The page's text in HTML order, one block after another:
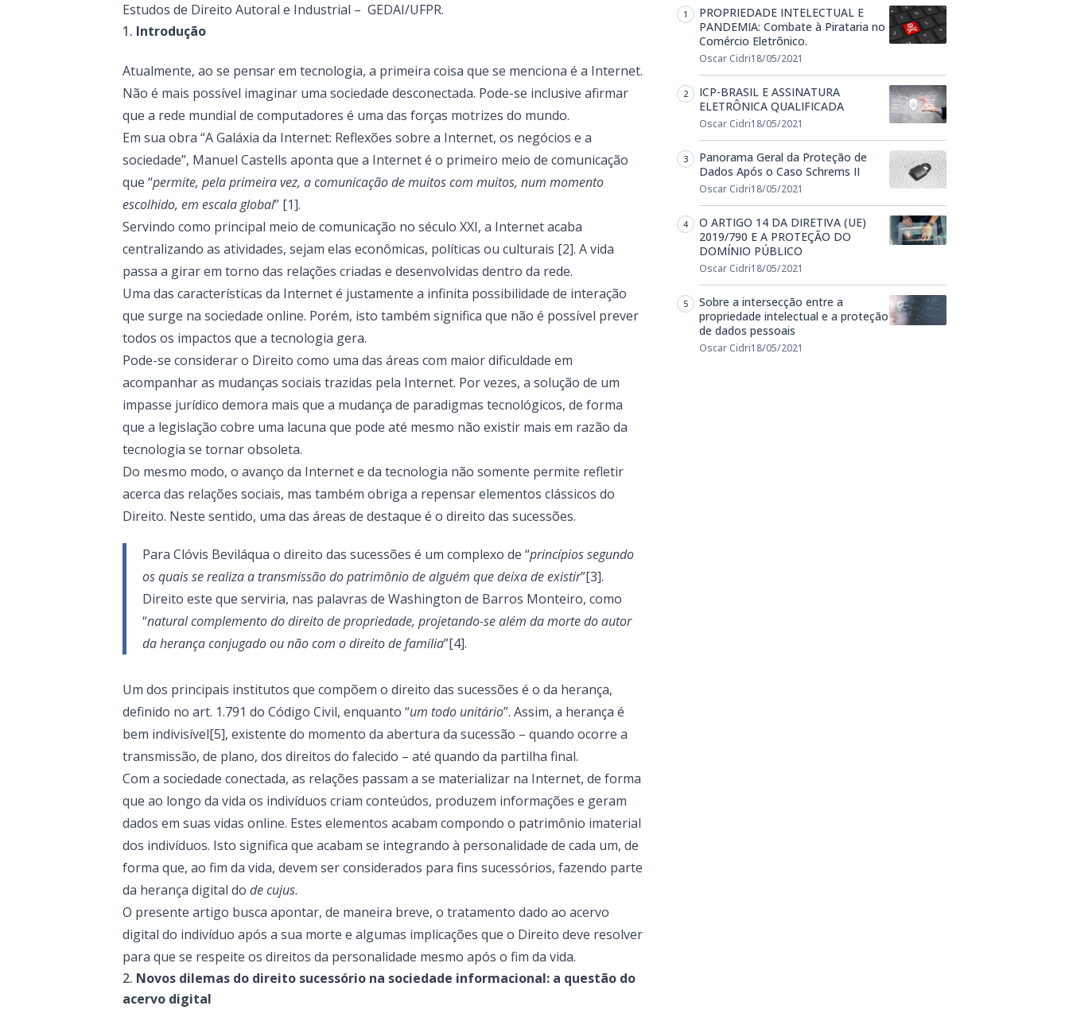
Estudos de Direito Autoral e Industrial – GEDAI/UFPR.
Introdução
Atualmente, ao se pensar em tecnologia, a primeira coisa que se menciona é a Internet.
Não é mais possível imaginar uma sociedade desconectada. Pode-se inclusive afirmar
que a rede mundial de computadores é uma das forças motrizes do mundo.
Em sua obra “A Galáxia da Internet: Reflexões sobre a Internet, os negócios e a
sociedade”, Manuel Castells aponta que a Internet é o primeiro meio de comunicação
que “permite, pela primeira vez, a comunicação de muitos com muitos, num momento
escolhido, em escala global” [1].
Servindo como principal meio de comunicação no século XXI, a Internet acaba
centralizando as atividades, sejam elas econômicas, políticas ou culturais [2]. A vida
passa a girar em torno das relações criadas e desenvolvidas dentro da rede.
Uma das características da Internet é justamente a infinita possibilidade de interação
que surge na sociedade online. Porém, isto também significa que não é possível prever
todos os impactos que a tecnologia gera.
Pode-se considerar o Direito como uma das áreas com maior dificuldade em
acompanhar as mudanças sociais trazidas pela Internet. Por vezes, a solução de um
impasse jurídico demora mais que a mudança de paradigmas tecnológicos, de forma
que a legislação cobre uma lacuna que pode até mesmo não existir mais em razão da
tecnologia se tornar obsoleta.
Do mesmo modo, o avanço da Internet e da tecnologia não somente permite refletir
acerca das relações sociais, mas também obriga a repensar elementos clássicos do
Direito. Neste sentido, uma das áreas de destaque é o direito das sucessões.
Para Clóvis Beviláqua o direito das sucessões é um complexo de “princípios segundo
os quais se realiza a transmissão do patrimônio de alguém que deixa de existir”[3].
Direito este que serviria, nas palavras de Washington de Barros Monteiro, como
“natural complemento do direito de propriedade, projetando-se além da morte do autor
da herança conjugado ou não com o direito de família”[4].
Um dos principais institutos que compõem o direito das sucessões é o da herança,
definido no art. 1.791 do Código Civil, enquanto “um todo unitário”. Assim, a herança é
bem indivisível[5], existente do momento da abertura da sucessão – quando ocorre a
transmissão, de plano, dos direitos do falecido – até quando da partilha final.
Com a sociedade conectada, as relações passam a se materializar na Internet, de forma
que ao longo da vida os indivíduos criam conteúdos, produzem informações e geram
dados em suas vidas online. Estes elementos acabam compondo o patrimônio imaterial
dos indivíduos. Isto significa que acabam se integrando à personalidade de cada um, de
forma que, ao fim da vida, devem ser considerados para fins sucessórios, fazendo parte
da herança digital dode cujus.
O presente artigo busca apontar, de maneira breve, o tratamento dado ao acervo
digital do indivíduo após a sua morte e algumas implicações que o Direito deve resolver
para que se respeite os direitos da personalidade mesmo após o fim da vida.
Novos dilemas do direito sucessório na sociedade informacional: a questão do
acervo digital
PROPRIEDADE INTELECTUAL E
PANDEMIA: Combate à Pirataria no
Comércio Eletrônico.
Oscar Cidri18/05/2021
ICP-BRASIL E ASSINATURA
ELETRÔNICA QUALIFICADA
Oscar Cidri18/05/2021
Panorama Geral da Proteção de
Dados Após o Caso Schrems II
Oscar Cidri18/05/2021
O ARTIGO 14 DA DIRETIVA (UE)
2019/790 E A PROTEÇÃO DO
DOMÍNIO PÚBLICO
Oscar Cidri18/05/2021
Sobre a intersecção entre a
propriedade intelectual e a proteção
de dados pessoais
Oscar Cidri18/05/2021